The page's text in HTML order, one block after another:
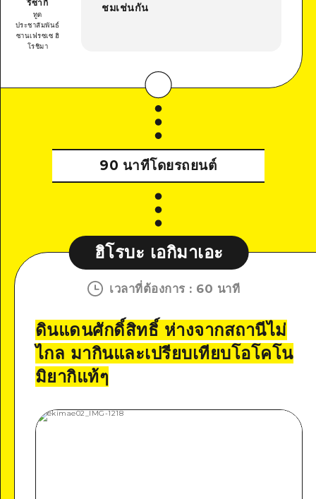
ริซากิ
ทูต
ประชาสัมพันธ์
ซานเฟรซเซ ฮิ
โรชิมา
ชมเช่นกัน
90 นาทีโดยรถยนต์
ฮิโรบะ เอกิมาเอะ
เวลาที่ต้องการ : 60 นาที
ดินแดนศักดิ์สิทธิ์ ห่างจากสถานีไม่
ไกล มากินและเปรียบเทียบโอโคโน
มิยากิแท้ๆ